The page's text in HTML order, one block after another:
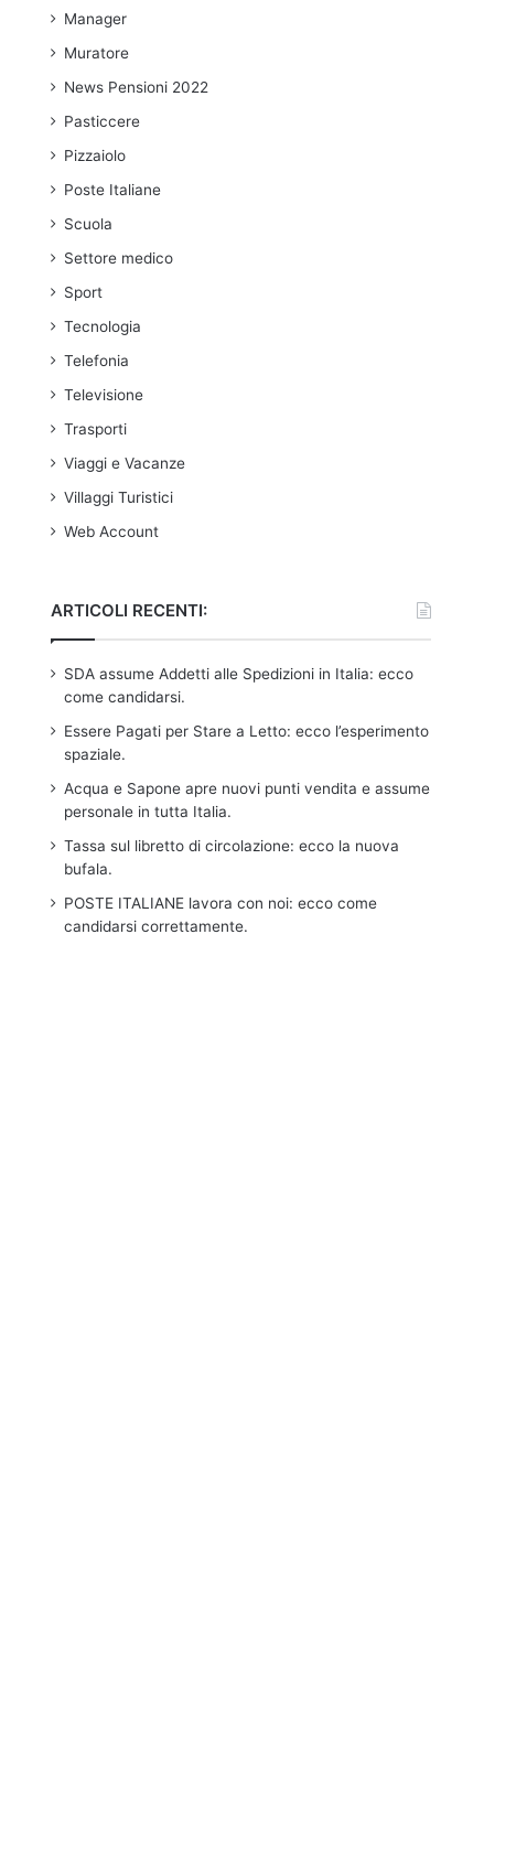
Manager
Muratore
News Pensioni 2022
Pasticcere
Pizzaiolo
Poste Italiane
Scuola
Settore medico
Sport
Tecnologia
Telefonia
Televisione
Trasporti
Viaggi e Vacanze
Villaggi Turistici
Web Account
ARTICOLI RECENTI:
SDA assume Addetti alle Spedizioni in Italia: ecco
come candidarsi.
Essere Pagati per Stare a Letto: ecco l’esperimento
spaziale.
Acqua e Sapone apre nuovi punti vendita e assume
personale in tutta Italia.
Tassa sul libretto di circolazione: ecco la nuova
bufala.
POSTE ITALIANE lavora con noi: ecco come
candidarsi correttamente.